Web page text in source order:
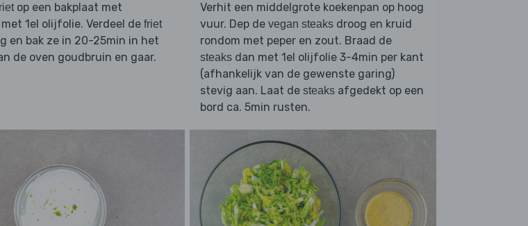
op een bakplaat met
1el olijfolie. Verdeel de friet
en bak ze in 20-25min in het
de oven goudbruin en gaar.
Verhit een middelgrote koekenpan op hoog
vuur. Dep de vegan steaks droog en kruid
rondom met peper en zout. Braad de
steaks dan met 1el olijfolie 3-4min per kant
(afhankelijk van de gewenste garing)
stevig aan. Laat de steaks afgedekt op een
bord ca. 5min rusten.